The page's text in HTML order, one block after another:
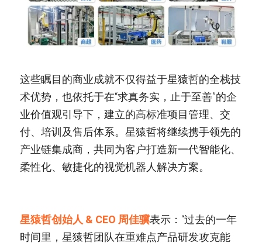
这些瞩目的商业成就不仅得益于星猿哲的全栈技
术优势，也依托于在“求真务实，止于至善”的企
业价值观引导下，建立的高标准项目管理、交
付、培训及售后体系。星猿哲将继续携手领先的
产业链集成商，共同为客户打造新一代智能化、
柔性化、敏捷化的视觉机器人解决方案。
星猿哲创始人 & CEO 周佳骥表示：“过去的一年
时间里，星猿哲团队在重难点产品研发攻克能